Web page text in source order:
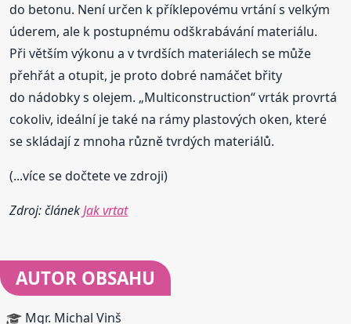
do betonu. Není určen k příklepovému vrtání s velkým
úderem, ale k postupnému odškrabávání materiálu.
Při větším výkonu a v tvrdších materiálech se může
přehřát a otupit, je proto dobré namáčet břity
do nádobky s olejem. „Multiconstruction“ vrták provrtá
cokoliv, ideální je také na rámy plastových oken, které
se skládají z mnoha různě tvrdých materiálů.
(...více se dočtete ve zdroji)
Zdroj: článekJak vrtat
AUTOR OBSAHU
Mgr. Michal Vinš